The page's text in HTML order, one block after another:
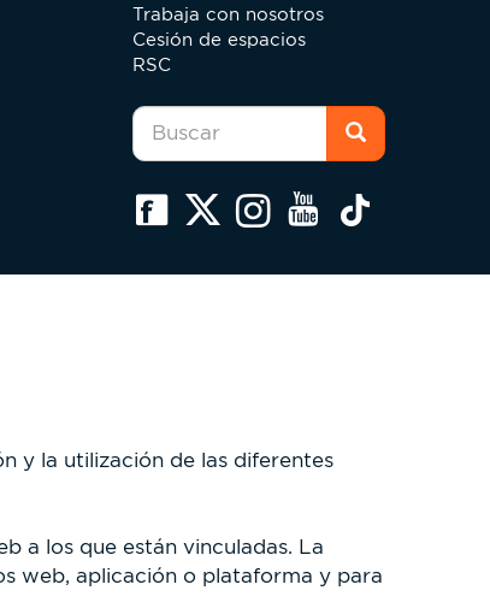
y la utilización de las diferentes
a los que están vinculadas. La
web, aplicación o plataforma y para
Trabaja con nosotros
Cesión de espacios
RSC
Formulario
búsqueda